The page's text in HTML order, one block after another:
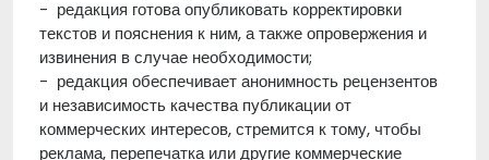
- редакция готова опубликовать корректировки
текстов и пояснения к ним, а также опровержения и
извинения в случае необходимости;
- редакция обеспечивает анонимность рецензентов
и независимость качества публикации от
коммерческих интересов, стремится к тому, чтобы
реклама, перепечатка или другие коммерческие